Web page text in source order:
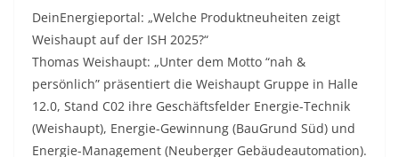
DeinEnergieportal: „Welche Produktneuheiten zeigt
Weishaupt auf der ISH 2025?“
Thomas Weishaupt: „Unter dem Motto “nah &
persönlich” präsentiert die Weishaupt Gruppe in Halle
12.0, Stand C02 ihre Geschäftsfelder Energie-Technik
(Weishaupt), Energie-Gewinnung (BauGrund Süd) und
Energie-Management (Neuberger Gebäudeautomation).